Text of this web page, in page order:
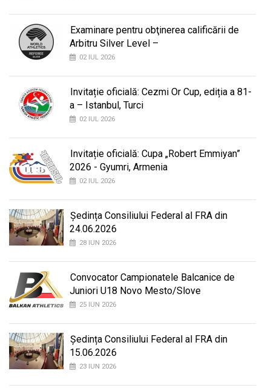
Examinare pentru obţinerea calificării de
Arbitru Silver Level –
02 IUL 2026
Invitație oficială: Cezmi Or Cup, ediția a 81-
a – Istanbul, Turci
02 IUL 2026
Invitație oficială: Cupa „Robert Emmiyan”
2026 - Gyumri, Armenia
02 IUL 2026
Ședința Consiliului Federal al FRA din
24.06.2026
28 IUN 2026
Convocator Campionatele Balcanice de
Juniori U18 Novo Mesto/Slove
25 IUN 2026
Ședința Consiliului Federal al FRA din
15.06.2026
23 IUN 2026